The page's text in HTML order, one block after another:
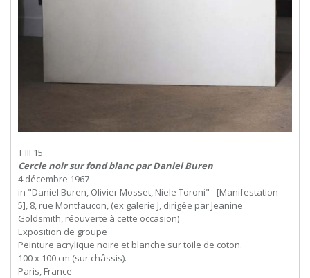
T III 15
Cercle noir sur fond blanc par Daniel Buren
4 décembre 1967
in "Daniel Buren, Olivier Mosset, Niele Toroni"– [Manifestation
5], 8, rue Montfaucon, (ex galerie J, dirigée par Jeanine
Goldsmith, réouverte à cette occasion)
Exposition de groupe
Peinture acrylique noire et blanche sur toile de coton.
100 x 100 cm (sur châssis).
Paris, France